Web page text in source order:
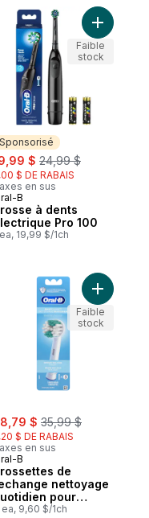
à dents électrique Pro
Sponsorisé
$ , formerly:
24,99 $
$ DE RABAIS
en sus
B
à dents
Pro 100
19,99 $/1ch
Ajouter
Faible
stock
de rechange paquet
$ , formerly:
35,99 $
$ DE RABAIS
en sus
B
de
nettoyage
pour
à dents
ea, 9,60 $/1ch
Ajouter
Faible
stock